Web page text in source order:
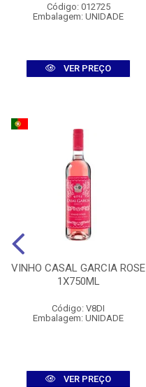
Código: 012725
Embalagem: UNIDADE
VER PREÇO
VINHO CASAL GARCIA ROSE
1X750ML
Código: V8DI
Embalagem: UNIDADE
VER PREÇO